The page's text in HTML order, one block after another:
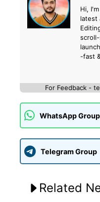
Hi,
latest
-fast
For Feedback -
WhatsApp Group
Telegram Group
Related